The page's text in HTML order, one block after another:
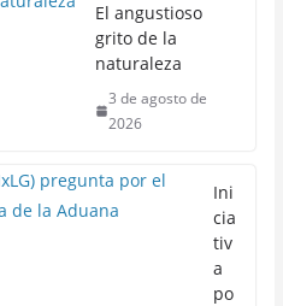
El angustioso
grito de la
naturaleza
3 de agosto de
2026
Ini
cia
tiv
a
po